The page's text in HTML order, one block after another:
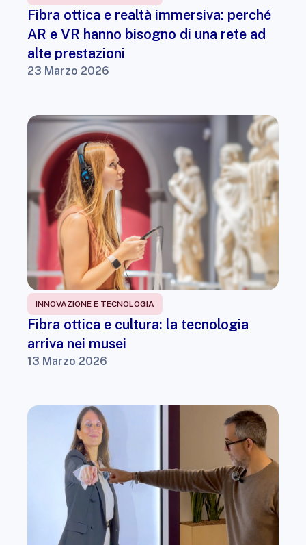
Fibra ottica e realtà immersiva: perché
AR e VR hanno bisogno di una rete ad
alte prestazioni
23 Marzo 2026
INNOVAZIONE E TECNOLOGIA
Fibra ottica e cultura: la tecnologia
arriva nei musei
13 Marzo 2026